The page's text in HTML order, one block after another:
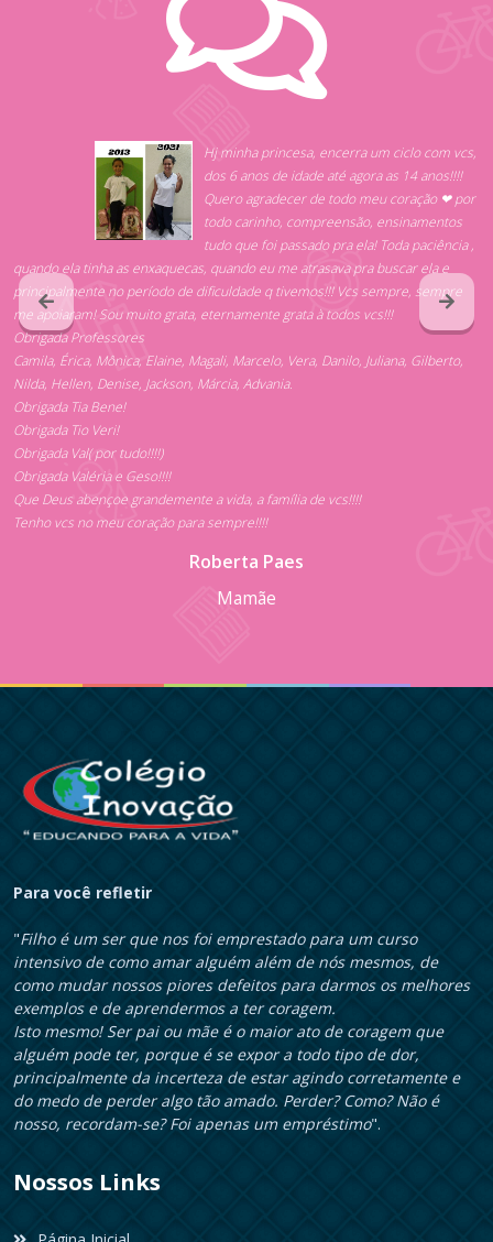
Hj minha princesa, encerra um ciclo com vcs,
dos 6 anos de idade até agora as 14 anos!!!!
Quero agradecer de todo meu coração ❤ por
todo carinho, compreensão, ensinamentos
tudo que foi passado pra ela! Toda paciência ,
quando ela tinha as enxaquecas, quando eu me atrasava pra buscar ela e
principalmente no período de dificuldade q tivemos!!! Vcs sempre, sempre
me apoiaram! Sou muito grata, eternamente grata à todos vcs!!!
Obrigada Professores
Camila, Érica, Mônica, Elaine, Magali, Marcelo, Vera, Danilo, Juliana, Gilberto,
Nilda, Hellen, Denise, Jackson, Márcia, Advania.
Obrigada Tia Bene!
Obrigada Tio Veri!
Obrigada Val( por tudo!!!!)
Obrigada Valéria e Geso!!!!
Que Deus abençoe grandemente a vida, a família de vcs!!!!
Tenho vcs no meu coração para sempre!!!!
Roberta Paes
Mamãe
Para você refletir
"Filho é um ser que nos foi emprestado para um curso
intensivo de como amar alguém além de nós mesmos, de
como mudar nossos piores defeitos para darmos os melhores
exemplos e de aprendermos a ter coragem.
Isto mesmo! Ser pai ou mãe é o maior ato de coragem que
alguém pode ter, porque é se expor a todo tipo de dor,
principalmente da incerteza de estar agindo corretamente e
do medo de perder algo tão amado. Perder? Como? Não é
nosso, recordam-se? Foi apenas um empréstimo".
Nossos Links